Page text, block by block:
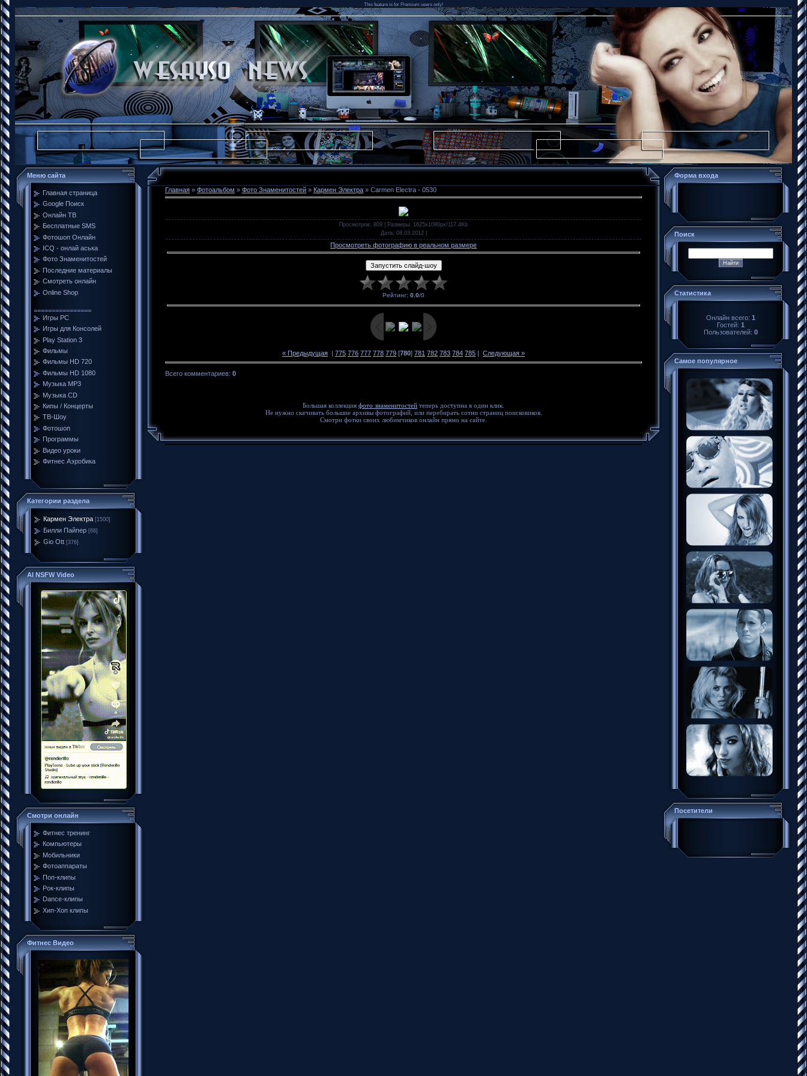
This feature is for Premium users only!
Меню сайта
Главная страница
Google Поиск
Онлайн ТВ
Бесплатные SMS
Фотошоп Онлайн
ICQ - онлай аська
Фото Знаменитостей
Последние материалы
Смотреть онлайн
Online Shop
================
Игры PC
Игры для Консолей
Play Station 3
Фильмы
Фильмы HD 720
Фильмы HD 1080
Музыка MP3
Музыка CD
Кипы / Концерты
ТВ-Шоу
Фотошоп
Программы
Видео уроки
Фитнес Аэробика
Категории раздела
Кармен Электра [1500]
Билли Пайпер [66]
Gio Ott [376]
AI NSFW Video
Смотри онлайн
Фитнес тренинг
Компьютеры
Мобильники
Фотоаппараты
Поп-клипы
Рок-клипы
Dance-клипы
Хип-Хоп клипы
Фитнес Видео
Главная » Фотоальбом » Фото Знаменитостей » Кармен Электра » Carmen Electra - 0530
Просмотров: 809 | Размеры: 1625x1080px/117.4Kb
Дата: 08.03.2012
Просмотреть фотографию в реальном размере
Рейтинг: 0.0/0
« Предыдущая | 775 776 777 778 779 [780] 781 782 783 784 785 | Следующая »
Всего комментариев: 0
Большая коллекция фото знаменитостей теперь доступна в один клик.
Не нужно скачивать большие архивы фотографий, или перебирать сотни страниц поисковиков.
Смотри фотки своих любимчиков онлайн прямо на сайте.
Форма входа
Поиск
Статистика
Онлайн всего: 1
Гостей: 1
Пользователей: 0
Самое популярное
Посетители